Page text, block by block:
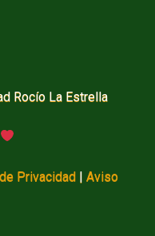
Rocío La Estrella
Privacidad | Aviso